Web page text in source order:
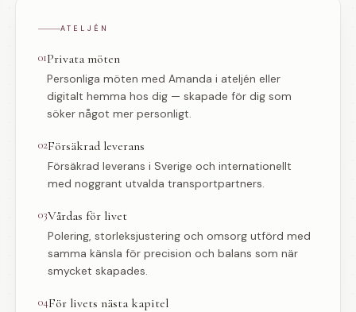
ATELJÉN
01Privata möten
Personliga möten med Amanda i ateljén eller
digitalt hemma hos dig — skapade för dig som
söker något mer personligt.
02Försäkrad leverans
Försäkrad leverans i Sverige och internationellt
med noggrant utvalda transportpartners.
03Vårdas för livet
Polering, storleksjustering och omsorg utförd med
samma känsla för precision och balans som när
smycket skapades.
04För livets nästa kapitel